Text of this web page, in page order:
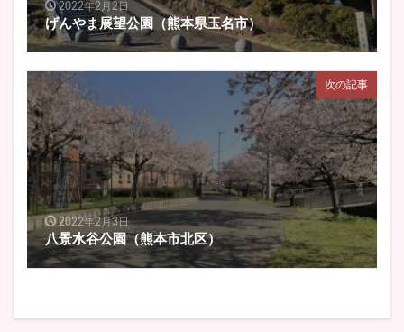
2022年2月2日
げんやま展望公園（熊本県玉名市）
次の記事
2022年2月3日
八景水谷公園（熊本市北区）